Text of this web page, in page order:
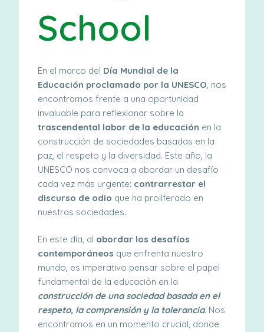
School
En el marco del Día Mundial de la
Educación proclamado por la UNESCO , nos
encontramos frente a una oportunidad
invaluable para reflexionar sobre la
trascendental labor de la educación en la
construcción de sociedades basadas en la
paz, el respeto y la diversidad. Este año, la
UNESCO nos convoca a abordar un desafío
cada vez más urgente: contrarrestar el
discurso de odio que ha proliferado en
nuestras sociedades.
En este día, al abordar los desafíos
contemporáneos que enfrenta nuestro
mundo, es imperativo pensar sobre el papel
fundamental de la educación en la
construcción de una sociedad basada en el
respeto, la comprensión y la tolerancia. Nos
encontramos en un momento crucial, donde